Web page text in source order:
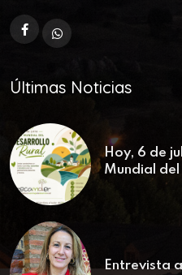
Últimas Noticias
Hoy, 6 de
Mundial del
Entrevista